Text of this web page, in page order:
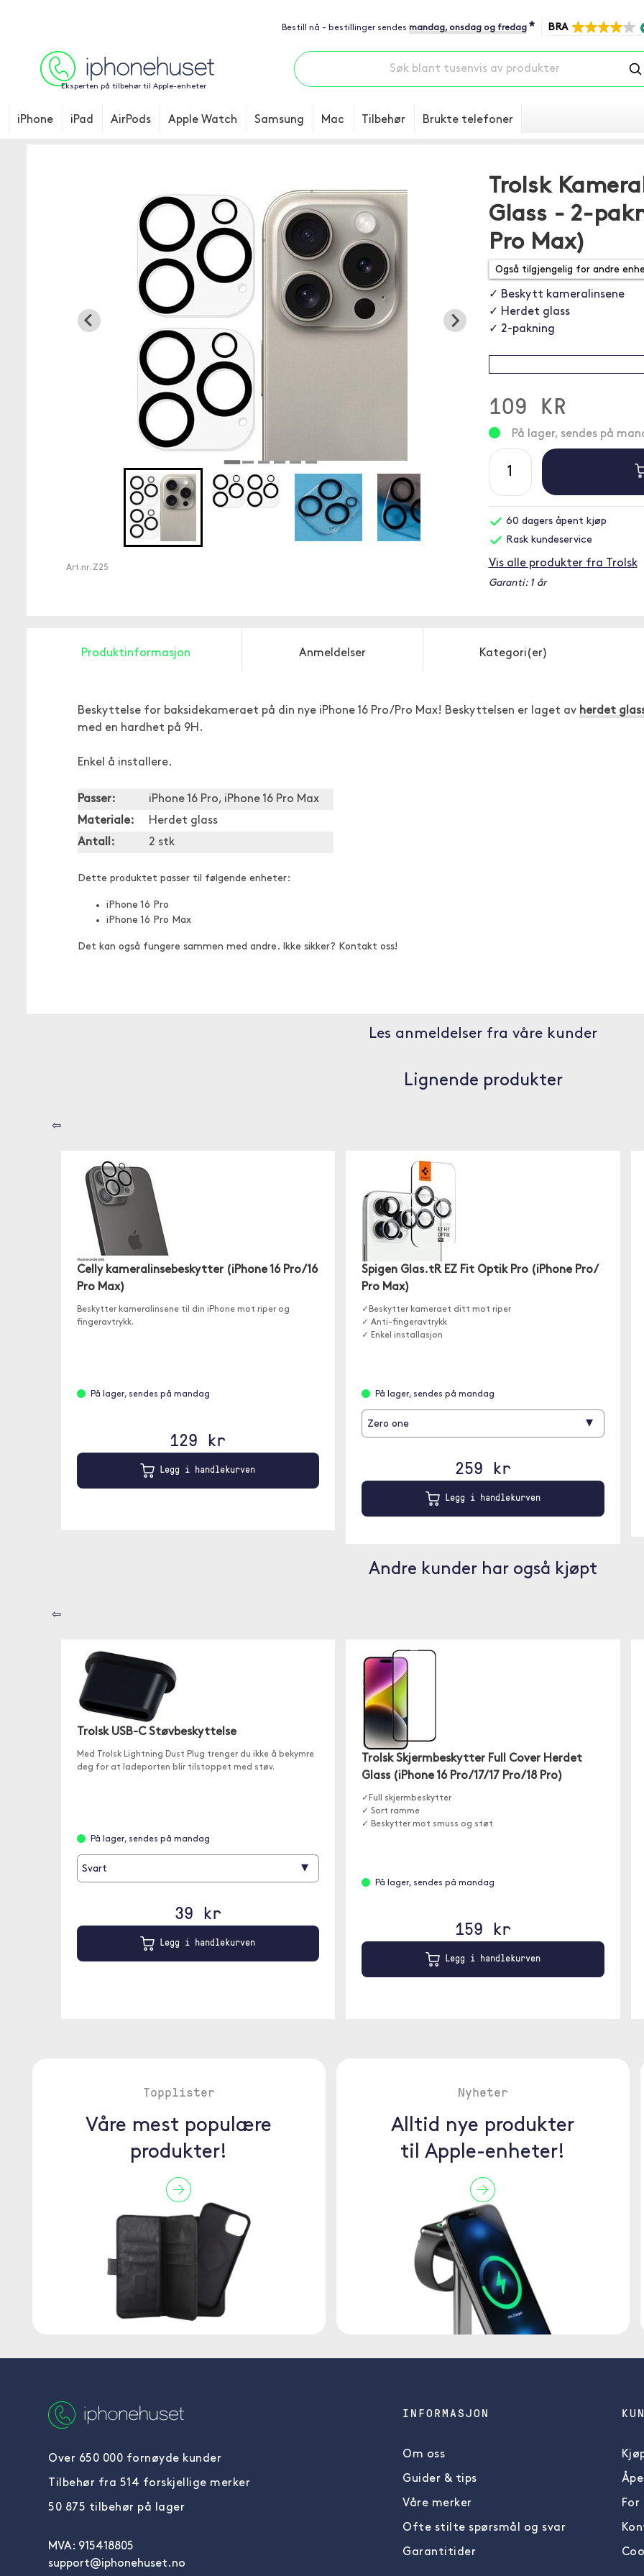
Bestill nå - bestillinger sendes mandag, onsdag og fredag * BRA
Eksperten på tilbehør til Apple-enheter
iPhone iPad AirPods Apple Watch Samsung Mac Tilbehør Brukte telefoner
Art.nr. Z25
Trolsk
Glass - 2-
Pro Max)
✓ Beskytt kameralinsene
✓ Herdet glass
✓ 2-pakning
109 KR
På lager, sendes på
60 dagers åpent kjøp
Rask kundeservice
Vis alle produkter fra Trolsk
Garanti: 1 år
Produktinformasjon Anmeldelser Kategori(er)
Beskyttelse for baksidekameraet på din nye iPhone 16 Pro/Pro Max! Beskyttelsen er laget av herdet
med en hardhet på 9H.
Enkel å installere.
Passer:
iPhone 16 Pro, iPhone 16 Pro Max
Materiale:
Herdet glass
Antall:
2 stk
Dette produktet passer til følgende enheter:
iPhone 16 Pro
iPhone 16 Pro Max
Det kan også fungere sammen med andre. Ikke sikker? Kontakt oss!
Les anmeldelser fra våre kunder
Lignende produkter
⇦
Celly kameralinsebeskytter (iPhone 16 Pro/16
Pro Max)
Beskytter kameralinsene til din iPhone mot riper og
fingeravtrykk.
På lager, sendes på mandag
129 kr
Legg i handlekurven
Spigen Glas.tR EZ Fit Optik Pro (iPhone Pro/
Pro Max)
✓Beskytter kameraet ditt mot riper
✓ Anti-fingeravtrykk
✓ Enkel installasjon
På lager, sendes på mandag
Zero one ▾
259 kr
Legg i handlekurven
Andre kunder har også kjøpt
⇦
Trolsk USB-C Støvbeskyttelse
Med Trolsk Lightning Dust Plug trenger du ikke å bekymre
deg for at ladeporten blir tilstoppet med støv.
På lager, sendes på mandag
Svart ▾
39 kr
Legg i handlekurven
Trolsk Skjermbeskytter Full Cover Herdet
Glass (iPhone 16 Pro/17/17 Pro/18 Pro)
✓Full skjermbeskytter
✓ Sort ramme
✓ Beskytter mot smuss og støt
På lager, sendes på mandag
159 kr
Legg i handlekurven
Topplister
Våre mest populære
produkter!
Nyheter
Alltid nye produkter
til Apple-enheter!
Over 650 000 fornøyde kunder
Tilbehør fra 514 forskjellige merker
50 875 tilbehør på lager
MVA: 915418805
support@iphonehuset.no
INFORMASJON
Om oss
Guider & tips
Våre merker
Ofte stilte spørsmål og svar
Garantitider